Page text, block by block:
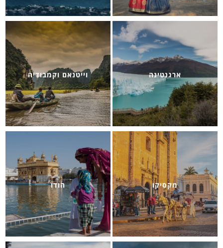
ארגנטינה וייטנאם וקמבודיה
מקסיקו הודו